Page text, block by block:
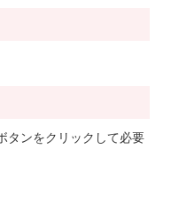
タンをクリックして必要